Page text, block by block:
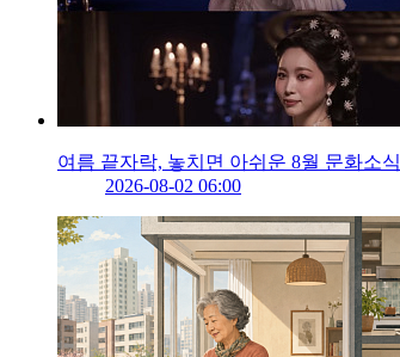
여름 끝자락, 놓치면 아쉬운 8월 문화소식
2026-08-02 06:00